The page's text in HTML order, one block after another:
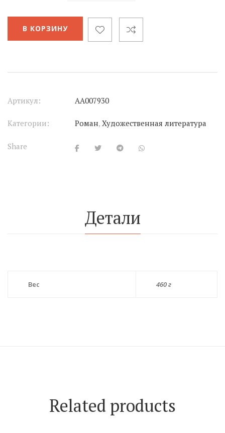
В КОРЗИНУ
Артикул: АА007930
Категории: Роман, Художественная литература
Share
Детали
Вес 460 г
Related products